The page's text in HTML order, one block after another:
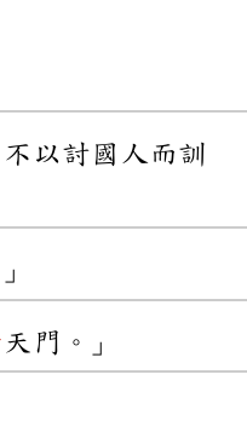
以討國人而訓
天門。」